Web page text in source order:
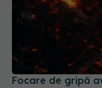
Focare de gripă
să se transmită la
26 aug 2025, 21:44